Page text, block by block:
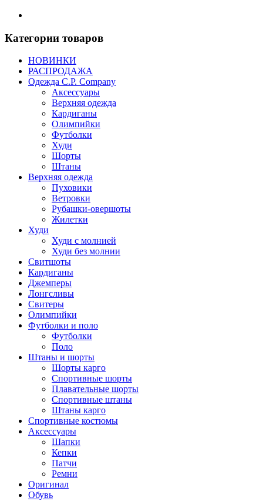
Категории товаров
НОВИНКИ
РАСПРОДАЖА
Одежда C.P. Сompany
Аксессуары
Верхняя одежда
Кардиганы
Олимпийки
Футболки
Худи
Шорты
Штаны
Верхняя одежда
Пуховики
Ветровки
Рубашки-овершоты
Жилетки
Худи
Худи с молнией
Худи без молнии
Свитшоты
Кардиганы
Джемперы
Лонгсливы
Свитеры
Олимпийки
Футболки и поло
Футболки
Поло
Штаны и шорты
Шорты карго
Спортивные шорты
Плавательные шорты
Спортивные штаны
Штаны карго
Спортивные костюмы
Аксессуары
Шапки
Кепки
Патчи
Ремни
Оригинал
Обувь